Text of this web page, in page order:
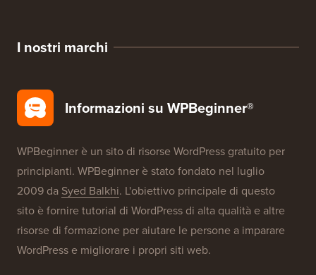
I nostri marchi
Informazioni su WPBeginner®
WPBeginner è un sito di risorse WordPress gratuito per
principianti. WPBeginner è stato fondato nel luglio
2009 da Syed Balkhi. L'obiettivo principale di questo
sito è fornire tutorial di WordPress di alta qualità e altre
risorse di formazione per aiutare le persone a imparare
WordPress e migliorare i propri siti web.